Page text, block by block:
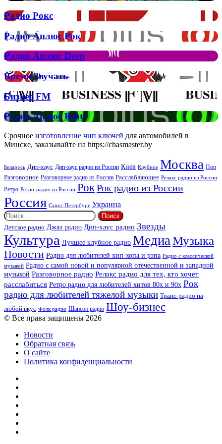
зняла
кліп
трек
Джона
та
Брітні
Спірс
Радио
Рокс
Радио Рокс
Радио
Аплюс
Рок
Радио Аплюс Рок
Радио
Аплюс
Deep
Радио Аплюс Deep
Время
Звучать
Время Звучать
Бизнес
Бизнес FM
Радио
Аплюс
Beat
Радио Аплюс Beat
Срочное изготовление чип ключей для автомобилей в
Минске, заказывайте на https://chasmaster.by
Беларусь Дип-хаус Дип-хаус радио из России Киев Клубное Москва Поп
Разговорное Разговорное радио из России Расслабляющее Релакс радио из России
Ретро Ретро-радио из России РокРок радио из России
Россия Санкт-Петербург Украина
Найти:
Детское радио Джаз радио Дип-хаус радио Звезды
Культура Лучшее клубное радио МедиаМузыка
Новости Радио для любителей хип-хопа и рэпа Радио с классической
музыкой Радио с самой новой и популярной отечественной и западной
музыкой Разговорное радио Релакс радио для тех, кто хочет
расслабиться Ретро радио для любителей хитов 80х и 90х Рок
радио для любителей тяжелой музыки Транс-радио на
любой вкус Фолк радио Шансон радио Шоу-бизнес
© Все права защищены 2026
Новости
Обратная связь
О сайте
Политика конфиденциальности